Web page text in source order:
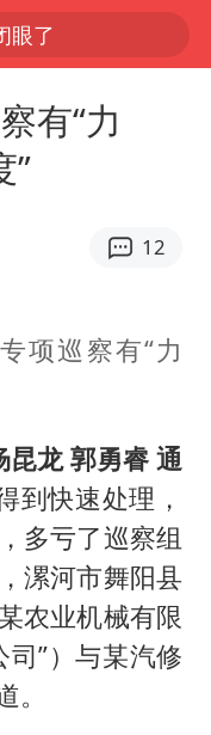
眼了
灾或由烟头引起
体市民书》
网约车司机充电时猝死保险拒赔
店主称换“青海拉面”招牌后生意更好
太行失联12天
今年第二强台风将带来多大影响
封向鹏不意外
微信新功能：你可以“撤回”你的撤回
上半年国内居民出游人次34.63亿
时段已锁定
有“力
”
12
项巡察有“力
昆龙 郭勇睿 通
到快速处理，
多亏了巡察组
漯河市舞阳县
农业机械有限
”）与某汽修